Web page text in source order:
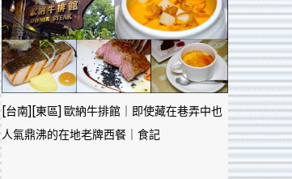
[台南][東區] 歐納牛排館｜即使藏在巷弄中也
人氣鼎沸的在地老牌西餐｜食記